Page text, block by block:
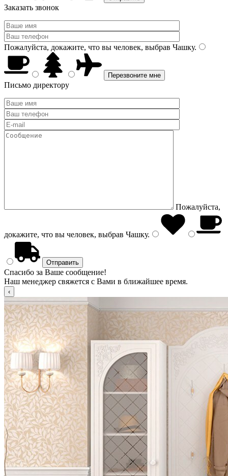
Заказать звонок
Пожалуйста, докажите, что вы человек, выбрав Чашку.
Письмо директору
Пожалуйста,
докажите, что вы человек, выбрав Чашку.
Спасибо за Ваше сообщение!
Наш менеджер свяжется с Вами в ближайшее время.